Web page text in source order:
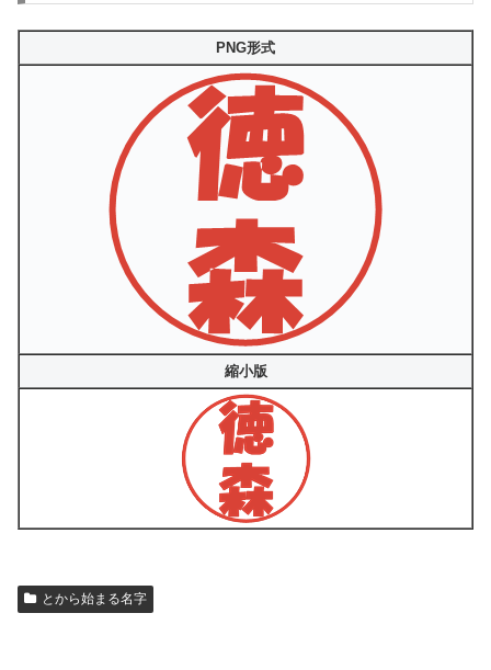
PNG形式
縮小版
とから始まる名字